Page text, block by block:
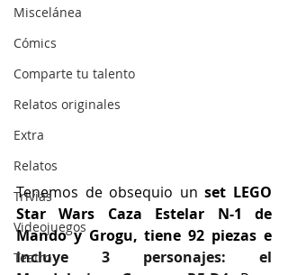
Miscelánea
Cómics
Comparte tu talento
Relatos originales
Extra
Relatos
Trivias
Videojuegos
Teatro
Tenemos de obsequio un set LEGO
Star Wars Caza Estelar N-1 de
incluye 3 personajes: el